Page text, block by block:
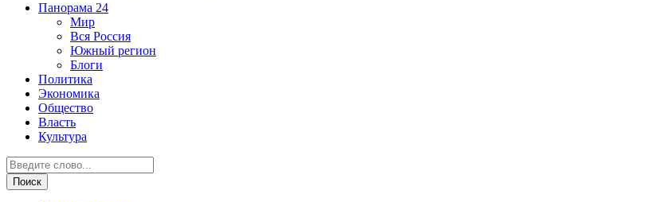
Панорама 24
Мир
Вся Россия
Южный регион
Блоги
Политика
Экономика
Общество
Власть
Культура